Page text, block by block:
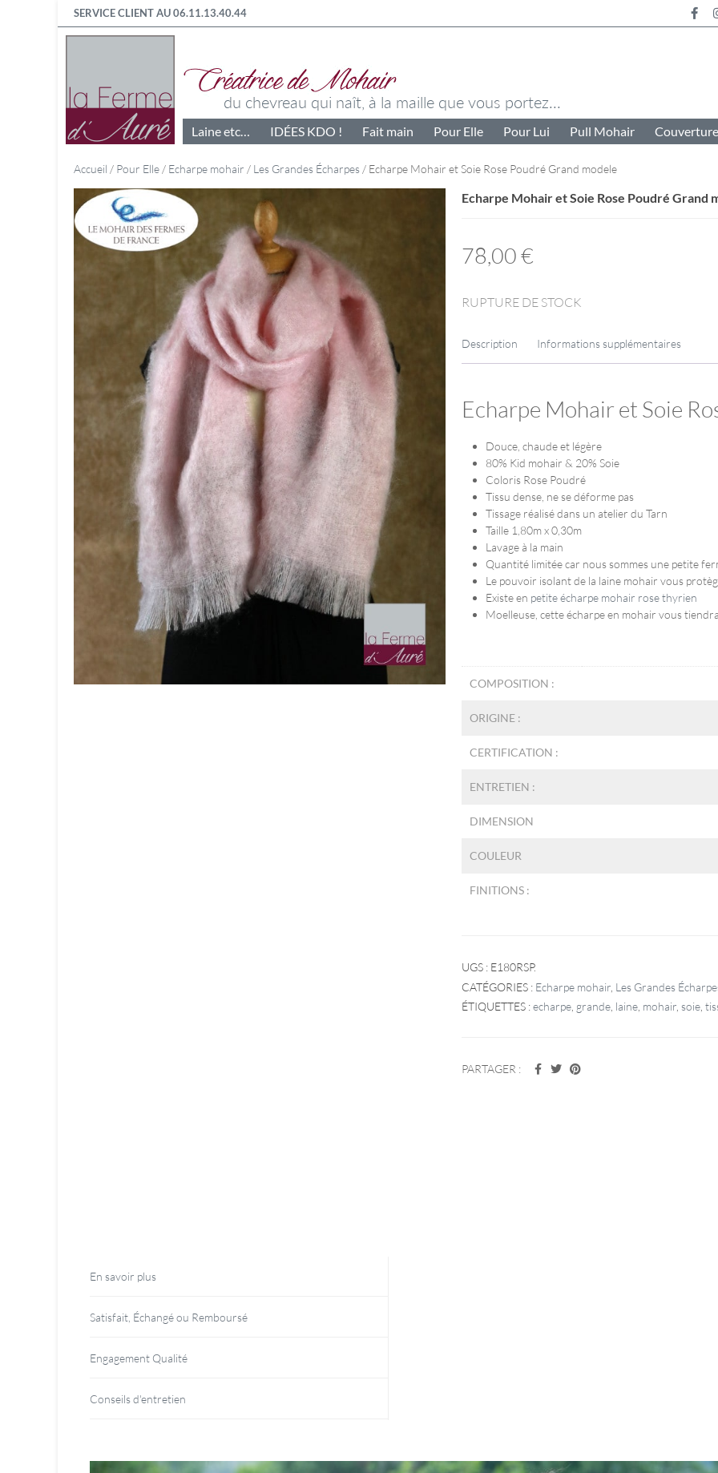
SERVICE CLIENT AU 06.11.13.40.44
Laine etc… IDÉES KDO ! Fait main Pour Elle Pour Lui Pull Mohair Couverture
Accueil / Pour Elle / Echarpe mohair / Les Grandes Écharpes / Echarpe Mohair et Soie Rose Poudré Grand modele
Echarpe Mohair et Soie Rose Poudré Grand
78,00€
RUPTURE DE STOCK
Description Informations supplémentaires
Echarpe Mohair et Soie
Douce, chaude et légère
80% Kid mohair & 20% Soie
Coloris Rose Poudré
Tissu dense, ne se déforme pas
Tissage réalisé dans un atelier du Tarn
Taille 1,80m x 0,30m
Lavage à la main
Quantité limitée car nous sommes une petite
Le pouvoir isolant de la laine mohair vous
Existe en petite écharpe mohair rose thyrien
Moelleuse, cette écharpe en mohair vous
COMPOSITION :
ORIGINE :
CERTIFICATION :
ENTRETIEN :
DIMENSION
COULEUR
FINITIONS :
UGS : E180RSP.
CATÉGORIES : Echarpe mohair Les Grandes
ÉTIQUETTES :echarpe grande laine mohair soie
PARTAGER :
En savoir plus
Satisfait, Échangé ou Remboursé
Engagement Qualité
Conseils d'entretien